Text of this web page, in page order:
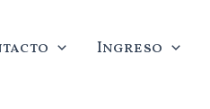
Ingreso